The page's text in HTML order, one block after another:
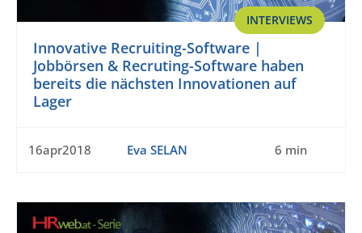
INTERVIEWS
Innovative Recruiting-Software |
Jobbörsen & Recruting-Software haben
bereits die nächsten Innovationen auf
Lager
16apr2018 Eva SELAN 6 min